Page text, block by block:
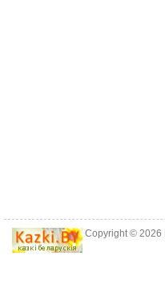
Copyright © 2026